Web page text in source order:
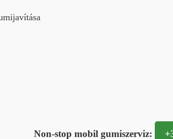
Non-stop mobil gumiszerviz: